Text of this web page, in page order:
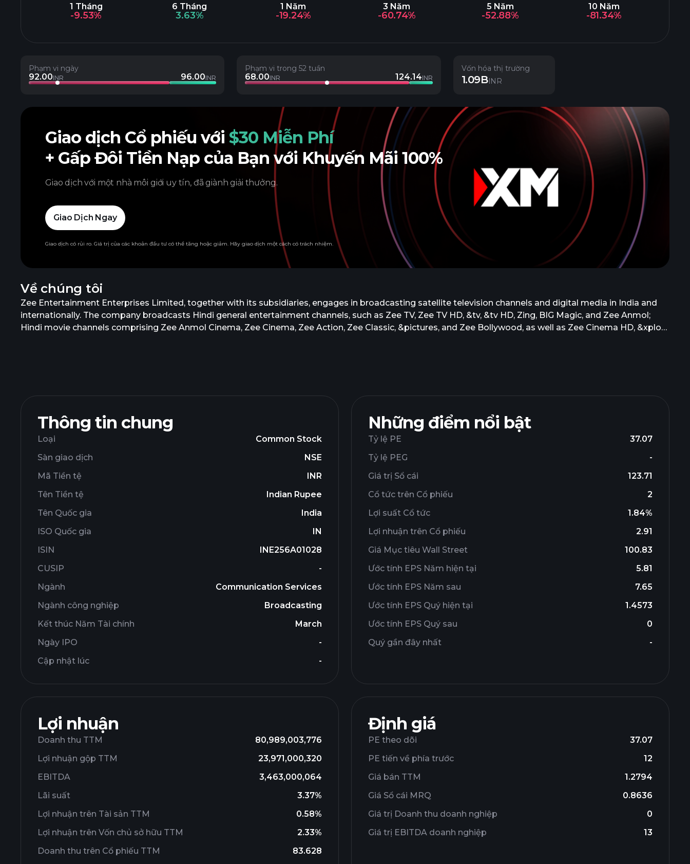
1 Tháng
-9.53%
6 Tháng
3.63%
1 Năm
-19.24%
3 Năm
-60.74%
5 Năm
-52.88%
10 Năm
-81.34%
Phạm vi ngày
92.00INR 96.00INR
Phạm vi trong 52 tuần
68.00INR 124.14INR
Vốn hóa thị trường
1.09BINR
Về chúng tôi
Zee Entertainment Enterprises Limited, together with its subsidiaries, engages in broadcasting satellite television channels and digital media in India and
internationally. The company broadcasts Hindi general entertainment channels, such as Zee TV, Zee TV HD, &tv, &tv HD, Zing, BIG Magic, and Zee Anmol;
Hindi movie channels comprising Zee Anmol Cinema, Zee Cinema, Zee Action, Zee Classic, &pictures, and Zee Bollywood, as well as Zee Cinema HD, &xplor
The company was formerly known as Zee Telefilms Limited and changed its name to Zee Entertainment Enterprises Limited in January 2007. Zee
Entertainment Enterprises Limited was incorporated in 1982 and is based in Mumbai, India.
Thông tin chung
Loại
Common Stock
Sàn giao dịch
NSE
Mã Tiền tệ
INR
Tên Tiền tệ
Indian Rupee
Tên Quốc gia
India
ISO Quốc gia
IN
ISIN
INE256A01028
CUSIP
-
Ngành
Communication Services
Ngành công nghiệp
Broadcasting
Kết thúc Năm Tài chính
March
Ngày IPO
-
Cập nhật lúc
-
Những điểm nổi bật
Tỷ lệ PE
37.07
Tỷ lệ PEG
-
Giá trị Sổ cái
123.71
Cổ tức trên Cổ phiếu
2
Lợi suất Cổ tức
1.84%
Lợi nhuận trên Cổ phiếu
2.91
Giá Mục tiêu Wall Street
100.83
Ước tính EPS Năm hiện tại
5.81
Ước tính EPS Năm sau
7.65
Ước tính EPS Quý hiện tại
1.4573
Ước tính EPS Quý sau
0
Quý gần đây nhất
-
Lợi nhuận
Doanh thu TTM
80,989,003,776
Lợi nhuận gộp TTM
23,971,000,320
EBITDA
3,463,000,064
Lãi suất
3.37%
Lợi nhuận trên Tài sản TTM
0.58%
Lợi nhuận trên Vốn chủ sở hữu TTM
2.33%
Doanh thu trên Cổ phiếu TTM
83.628
Định giá
PE theo dõi
37.07
PE tiến về phía trước
12
Giá bán TTM
1.2794
Giá Sổ cái MRQ
0.8636
Giá trị Doanh thu doanh nghiệp
0
Giá trị EBITDA doanh nghiệp
13
Giao dịch Cổ phiếu với $30 Miễn Phí
+ Gấp Đôi Tiền Nạp của Bạn với Khuyến Mãi 100%
Giao dịch với một nhà môi giới uy tín, đã giành giải thưởng.
Giao Dịch Ngay
Giao dịch có rủi ro. Giá trị của các khoản đầu tư có thể tăng hoặc giảm. Hãy giao dịch một cách có trách nhiệm.